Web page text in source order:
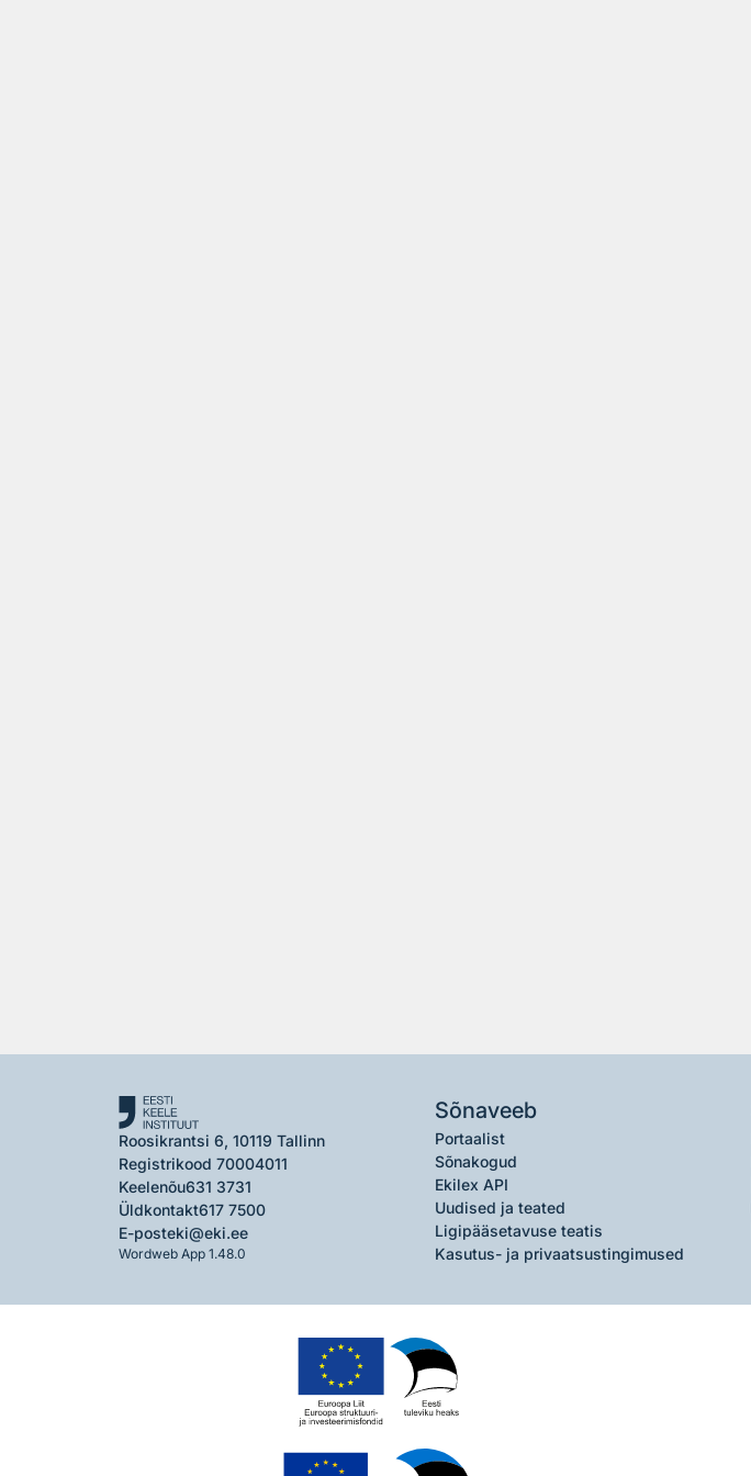
Roosikrantsi 6, 10119 Tallinn
Registrikood 70004011
Keelenõu631 3731
Üldkontakt617 7500
E-posteki@eki.ee
Wordweb App 1.48.0
Sõnaveeb
Portaalist
Sõnakogud
Ekilex API
Uudised ja teated
Ligipääsetavuse teatis
Kasutus- ja privaatsustingimused